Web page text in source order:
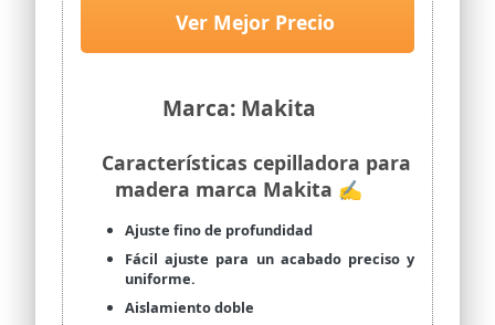
Marca: Makita
Ver Mejor Precio
Características cepilladora para
madera marca Makita ✍
Ajuste fino de profundidad
Fácil ajuste para un acabado preciso y
uniforme.
Aislamiento doble